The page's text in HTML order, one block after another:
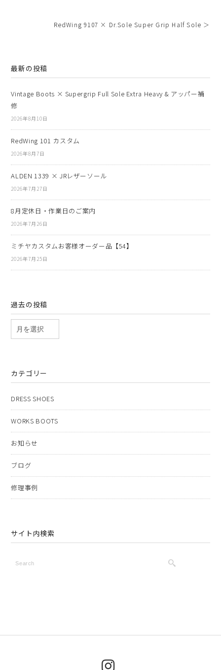
RedWing 9107 × Dr.Sole Super Grip Half Sole ＞
最新の投稿
Vintage Boots × Supergrip Full Sole Extra Heavy & アッパー補
修
2026年8月10日
RedWing 101 カスタム
2026年8月7日
ALDEN 1339 × JRレザーソール
2026年7月27日
8月定休日・作業日のご案内
2026年7月26日
ミチヤカスタムお客様オーダー品【54】
2026年7月25日
過去の投稿
カテゴリー
DRESS SHOES
WORKS BOOTS
お知らせ
ブログ
修理事例
サイト内検索